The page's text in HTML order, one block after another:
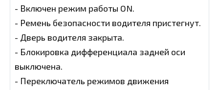
- Включен режим работы ON.
- Ремень безопасности водителя пристегнут.
- Дверь водителя закрыта.
- Блокировка дифференциала задней оси
выключена.
- Переключатель режимов движения